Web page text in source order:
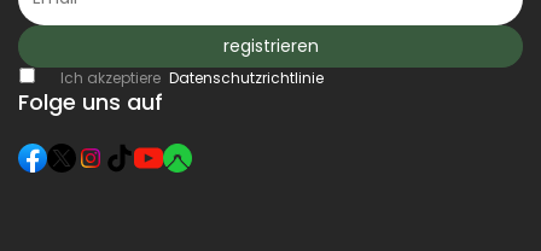
registrieren
Ich akzeptiere Datenschutzrichtlinie
Folge uns auf